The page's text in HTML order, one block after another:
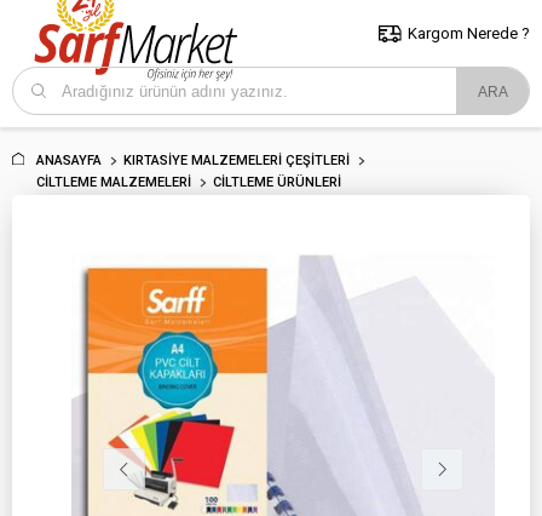
5000 TL ve Üzeri Alışverişlerde İstanbul İçi Kargo Bedava!
ve Trakya İçin Tıklayın..
Kargom Nerede ?
ANASAYFA
KIRTASIYE MALZEMELERI ÇEŞITLERI
CILTLEME MALZEMELERI
CILTLEME ÜRÜNLERI